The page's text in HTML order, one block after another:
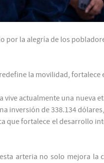
por la alegría de los
la movilidad,
vive actualmente una
inversión de 338.134
que fortalece el desarrollo
arteria no solo mejora